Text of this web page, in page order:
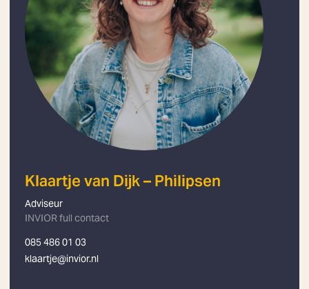
Klaartje van Dijk – Philipsen
Adviseur
INVIOR full contact
085 486 01 03
klaartje@invior.nl